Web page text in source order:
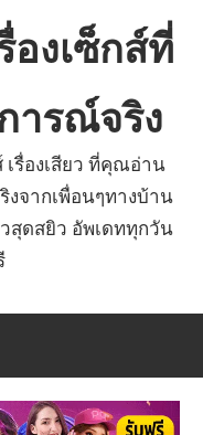
องเซ็กส์ที่
ารณ์จริง
เรื่องเสียว ที่คุณอ่าน
งจากเพื่อนๆทางบ้าน
สุดสยิว อัพเดททุกวัน